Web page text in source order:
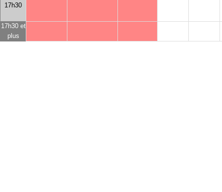
17h30
17h30 et
plus